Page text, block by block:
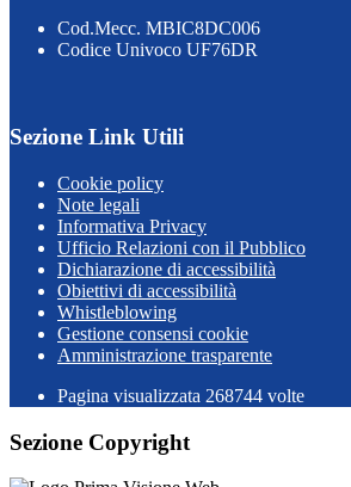
Cod.Mecc. MBIC8DC006
Codice Univoco UF76DR
Sezione Link Utili
Cookie policy
Note legali
Informativa Privacy
Ufficio Relazioni con il Pubblico
Dichiarazione di accessibilità
Obiettivi di accessibilità
Whistleblowing
Gestione consensi cookie
Amministrazione trasparente
Pagina visualizzata 268744 volte
Sezione Copyright